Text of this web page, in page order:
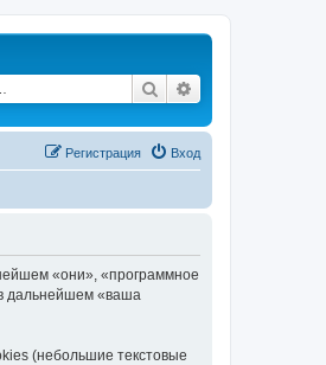
Поиск
Вход
Регистрация
«они», «программное
дальнейшем «ваша
(небольшие текстовые